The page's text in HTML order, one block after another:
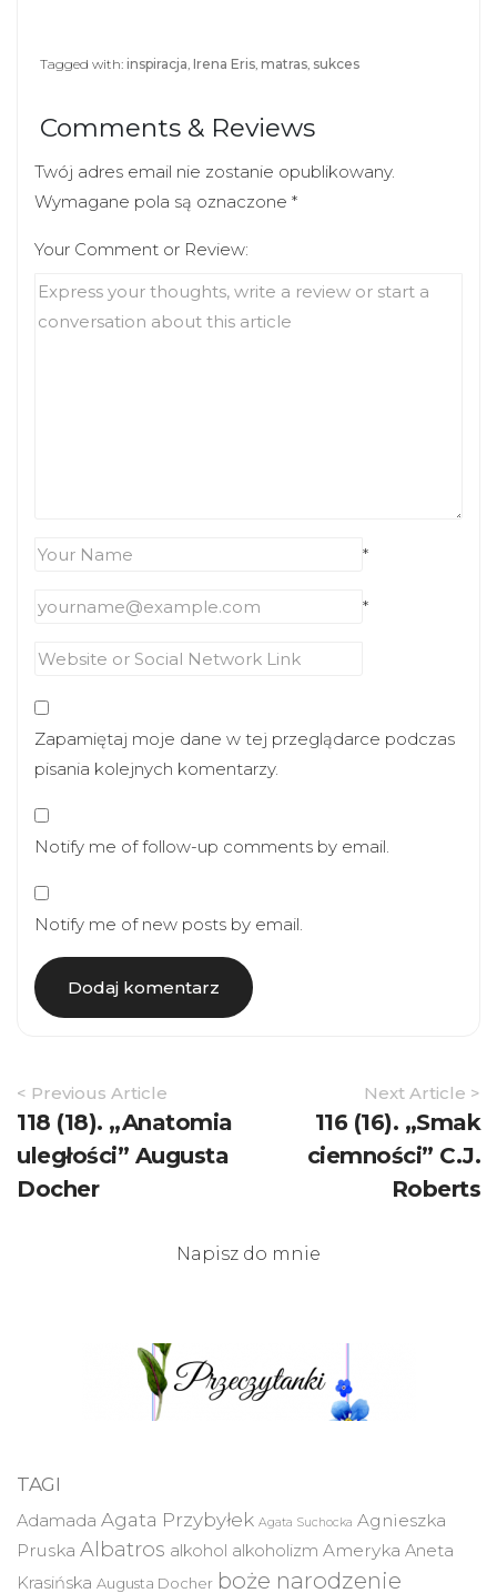
Tagged with: inspiracja, Irena Eris, matras, sukces
Comments & Reviews
Twój adres email nie zostanie opublikowany.
Wymagane pola są oznaczone *
Your Comment or Review:
*
*
Zapamiętaj moje dane w tej przeglądarce podczas
pisania kolejnych komentarzy.
Notify me of follow-up comments by email.
Notify me of new posts by email.
Article
Navigation
< Previous Article
118 (18). „Anatomia
uległości” Augusta
Docher
Next Article >
116 (16). „Smak
ciemności” C.J.
Roberts
Napisz do mnie
TAGI
Adamada Agata Przybyłek Agata Suchocka Agnieszka
Pruska Albatros alkohol alkoholizm Ameryka Aneta
Krasińska Augusta Docher boże narodzenie